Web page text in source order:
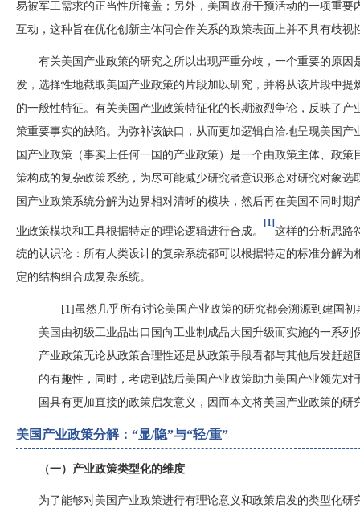
易被军工需求的正当性所掩盖；另外，美国政府干预活动的一项重
互动，这种旨在优化创新主体间合作关系的政策表面上并不具有歧
有关美国产业政策的研究之所以出现严重分歧，一个重要的原
发，选择性地截取美国产业政策的片段加以研究，并将从该片段中
的一般性特征。有关美国产业政策特征化的长期激烈争论，反映了
策重要事实的缺陷。为弥补该缺口，从而更加逻辑自洽地呈现美国
国产业政策（事实上任何一国的产业政策）是一个由政策主体、政
策构成的复杂政策系统，为尽可能减少研究者意识形态对研究对象
国产业政策系统分解为边界相对清晰的模块，然后再在美国不同时
业政策模块和工具根据特定的理论逻辑进行合成。
[1]
这样的分析思路
统的认识论：所有人类设计的复杂系统都可以根据特定的标准分解
定的结构组合成复杂系统。
[1]虽然几乎所有讨论美国产业政策的研究都会溯源到建国
美国由初级工业品出口国向工业制成品大国升级而实施的一系
产业政策无论从政策合理性还是从政策手段看都与其他后发赶
的有趣性，同时，考虑到战后美国产业政策助力美国产业领先
国具有更加直接的政策启发意义，因而本文将美国产业政策的研
美国产业政策分解： “显/隐”与“轻/重”
（一）产业政策类型化的维度
为了能够对美国产业政策进行有理论意义和政策启发的类型化